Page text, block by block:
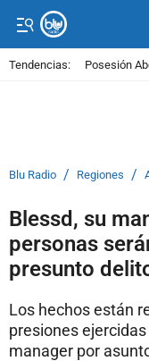
Tendencias: Posesión
Blu Radio / Regiones /
Blessd, su
personas
presunto
Los hechos están
presiones
manager por